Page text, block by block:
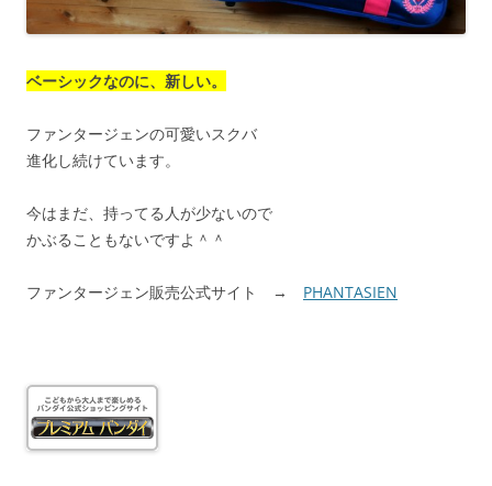
ベーシックなのに、新しい。
ファンタージェンの可愛いスクバ
進化し続けています。
今はまだ、持ってる人が少ないので
かぶることもないですよ＾＾
ファンタージェン販売公式サイト → PHANTASIEN